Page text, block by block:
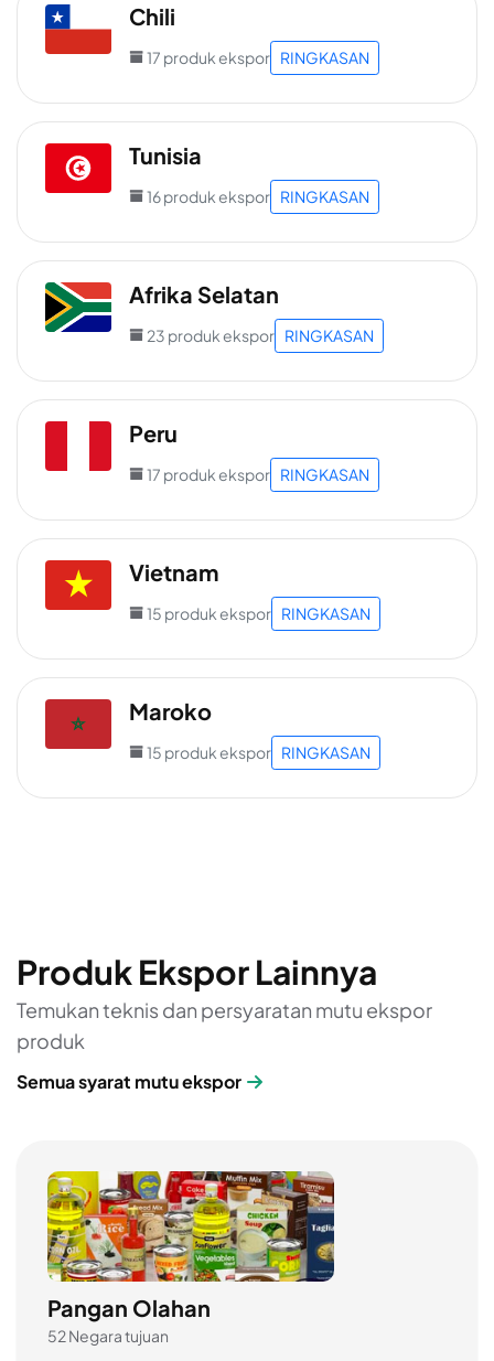
Chili
17 produk ekspor RINGKASAN
Tunisia
16 produk ekspor RINGKASAN
Afrika Selatan
23 produk ekspor RINGKASAN
Peru
17 produk ekspor RINGKASAN
Vietnam
15 produk ekspor RINGKASAN
Maroko
15 produk ekspor RINGKASAN
Produk Ekspor Lainnya
Temukan teknis dan persyaratan mutu ekspor
produk
Semua syarat mutu ekspor
Pangan Olahan
52 Negara tujuan